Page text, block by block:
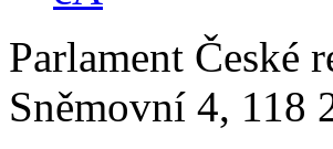
Parlament České
Sněmovní 4, 118